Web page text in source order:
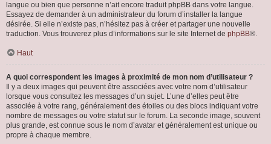
langue ou bien que personne n’ait encore traduit phpBB dans votre langue.
Essayez de demander à un administrateur du forum d’installer la langue
désirée. Si elle n’existe pas, n’hésitez pas à créer et partager une nouvelle
traduction. Vous trouverez plus d’informations sur le site Internet de phpBB®.
Haut
A quoi correspondent les images à proximité de mon nom d’utilisateur ?
Il y a deux images qui peuvent être associées avec votre nom d’utilisateur
lorsque vous consultez les messages d’un sujet. L’une d’elles peut être
associée à votre rang, généralement des étoiles ou des blocs indiquant votre
nombre de messages ou votre statut sur le forum. La seconde image, souvent
plus grande, est connue sous le nom d’avatar et généralement est unique ou
propre à chaque membre.